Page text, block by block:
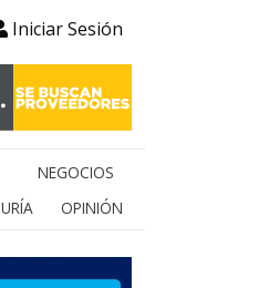
Iniciar Sesión
NEGOCIOS
OPINIÓN